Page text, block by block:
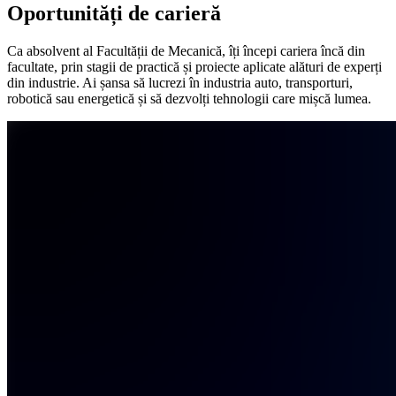
Oportunități de carieră
Ca absolvent al Facultății de Mecanică, îți începi cariera încă din
facultate, prin stagii de practică și proiecte aplicate alături de experți
din industrie. Ai șansa să lucrezi în industria auto, transporturi,
robotică sau energetică și să dezvolți tehnologii care mișcă lumea.